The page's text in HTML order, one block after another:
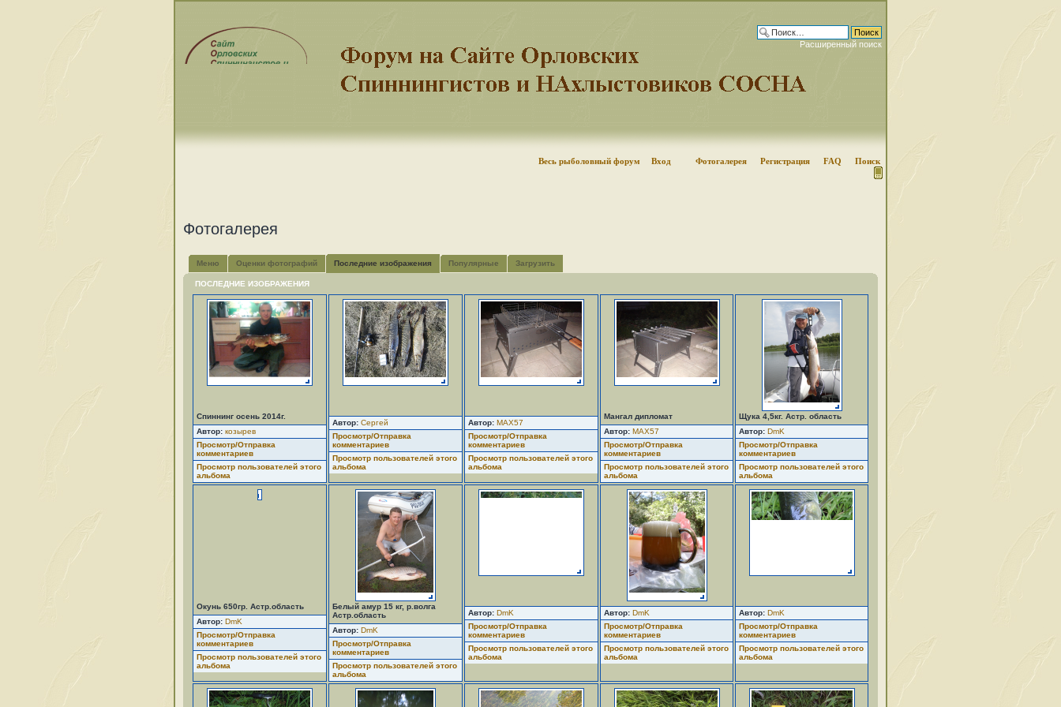
Расширенный поиск
Весь рыболовный форум Вход Фотогалерея Регистрация FAQ Поиск
Фотогалерея
Меню Оценки фотографий Последние изображения Популярные Загрузить
ПОСЛЕДНИЕ ИЗОБРАЖЕНИЯ
Спиннинг осень 2014г.
Автор: козырев
Просмотр/Отправка
комментариев
Просмотр пользователей этого
альбома
Автор: Сергей
Просмотр/Отправка
комментариев
Просмотр пользователей этого
альбома
Автор: MAX57
Просмотр/Отправка
комментариев
Просмотр пользователей этого
альбома
Мангал дипломат
Автор: MAX57
Просмотр/Отправка
комментариев
Просмотр пользователей этого
альбома
Щука 4,5кг. Астр. область
Автор: DmK
Просмотр/Отправка
комментариев
Просмотр пользователей этого
альбома
Окунь 650гр. Астр.область
Автор: DmK
Просмотр/Отправка
комментариев
Просмотр пользователей этого
альбома
Белый амур 15 кг, р.волга
Астр.область
Автор: DmK
Просмотр/Отправка
комментариев
Просмотр пользователей этого
альбома
Автор: DmK
Просмотр/Отправка
комментариев
Просмотр пользователей этого
альбома
Автор: DmK
Просмотр/Отправка
комментариев
Просмотр пользователей этого
альбома
Автор: DmK
Просмотр/Отправка
комментариев
Просмотр пользователей этого
альбома